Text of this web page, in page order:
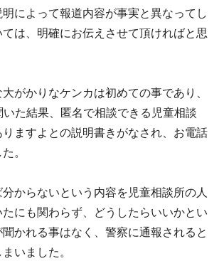
によって報道内容が事実と異なってし
ては、明確にお伝えさせて頂ければと思
がかりなケンカは初めての事であり、
た結果、匿名で相談できる児童相談
ますよとの説明書きがなされ、お電話
。
からないという内容を児童相談所の人
にも関わらず、どうしたらいいかとい
かれる事はなく、警察に通報されると
いました。